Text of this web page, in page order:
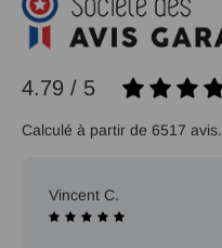
4.79 / 5
Calculé à partir de 6517 avis.
Vincent C.